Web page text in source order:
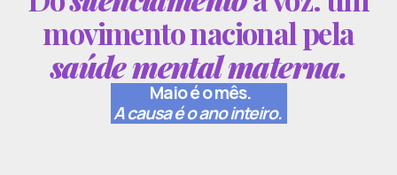
movimento nacional pela
saúde mental materna.
Maio é o mês.
A causa é o ano inteiro.